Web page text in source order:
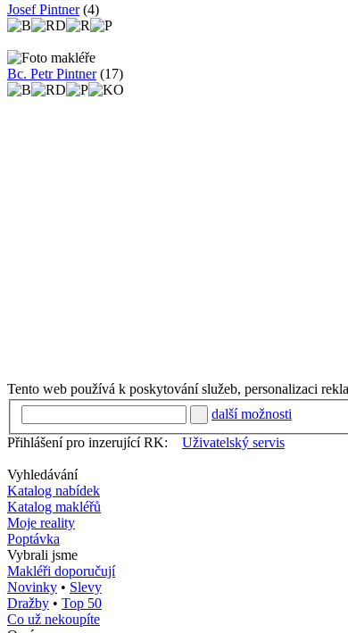
Josef Pintner(4)
Bc. Petr Pintner(17)
Tento web používá k poskytování služeb, personalizaci
další možnosti
Přihlášení pro inzerující RK:
Uživatelský servis
Vyhledávání
Katalog nabídek
Katalog makléřů
Moje reality
Poptávka
Vybrali jsme
Makléři doporučují
Novinky • Slevy
Dražby • Top 50
Co už nekoupíte